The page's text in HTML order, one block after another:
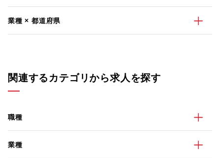
業種 × 都道府県
関連するカテゴリから求人を探す
職種
業種